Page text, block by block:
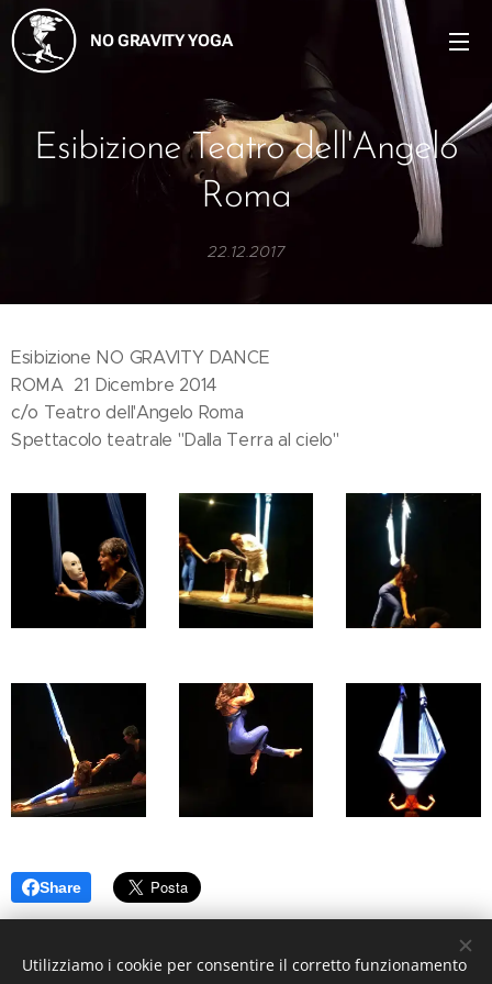
NO GRAVITY YOGA
Esibizione Teatro dell'Angelo
Roma
22.12.2017
Esibizione NO GRAVITY DANCE
ROMA 21 Dicembre 2014
c/o Teatro dell'Angelo Roma
Spettacolo teatrale "Dalla Terra al cielo"
Share
Utilizziamo i cookie per consentire il corretto funzionamento